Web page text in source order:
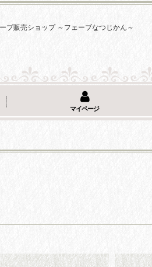
ブ販売ショップ ～フェーブなつじかん～
マイページ